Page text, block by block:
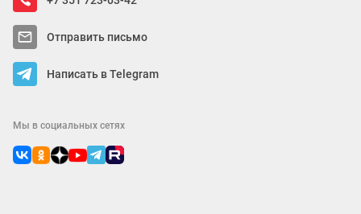
Отправить письмо
Написать в Telegram
Мы в социальных сетях